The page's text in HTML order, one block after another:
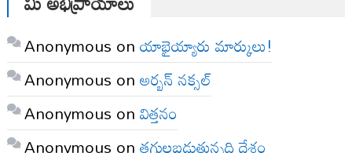
Anonymous onయాభైయ్యారు మార్కులు!
Anonymous onఅర్బన్ నక్సల్
Anonymous onవిత్తనం
Anonymous onతగులబడుతున్నది దేశం